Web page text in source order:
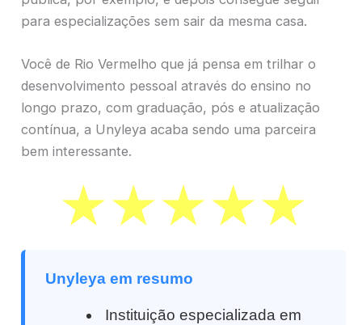
para especializações sem sair da mesma casa.
Você de Rio Vermelho que já pensa em trilhar o
desenvolvimento pessoal através do ensino no
longo prazo, com graduação, pós e atualização
contínua, a Unyleya acaba sendo uma parceira
bem interessante.
Unyleya em resumo
Instituição especializada em